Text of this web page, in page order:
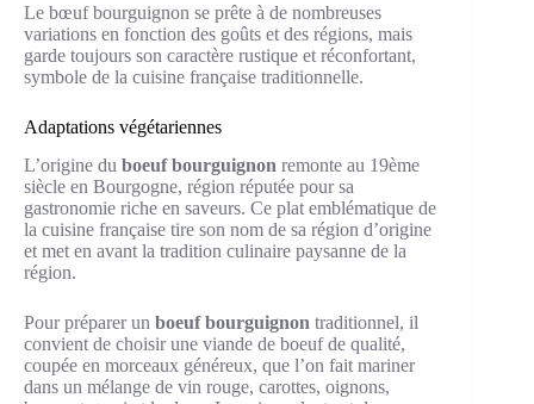
Le bœuf bourguignon se prête à de nombreuses
variations en fonction des goûts et des régions, mais
garde toujours son caractère rustique et réconfortant,
symbole de la cuisine française traditionnelle.
Adaptations végétariennes
L’origine du boeuf bourguignon remonte au 19ème
siècle en Bourgogne, région réputée pour sa
gastronomie riche en saveurs. Ce plat emblématique de
la cuisine française tire son nom de sa région d’origine
et met en avant la tradition culinaire paysanne de la
région.
Pour préparer un boeuf bourguignon traditionnel, il
convient de choisir une viande de boeuf de qualité,
coupée en morceaux généreux, que l’on fait mariner
dans un mélange de vin rouge, carottes, oignons,